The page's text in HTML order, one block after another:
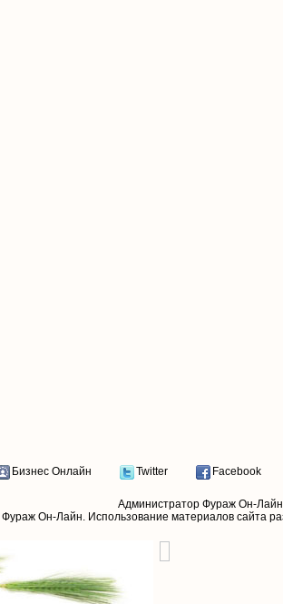
Бизнес Онлайн Twitter Facebook
Администратор Фураж Он-Лайн
Фураж Он-Лайн. Использование материалов сайта